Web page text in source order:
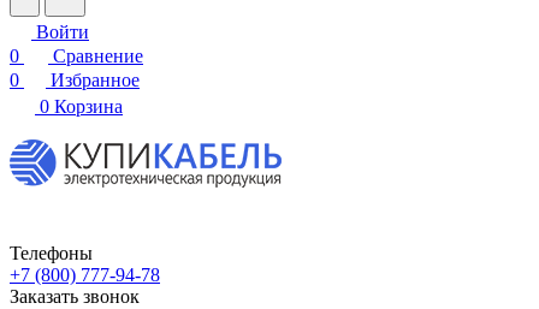
Войти
0
Сравнение
0
Избранное
0 Корзина
Телефоны
+7 (800) 777-94-78
Заказать звонок